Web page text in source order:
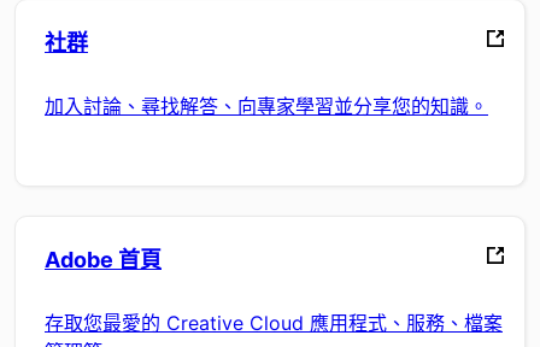
社群
加入討論、尋找解答、向專家學習並分享您的知識。
Adobe 首頁
存取您最愛的 Creative Cloud 應用程式、服務、檔案